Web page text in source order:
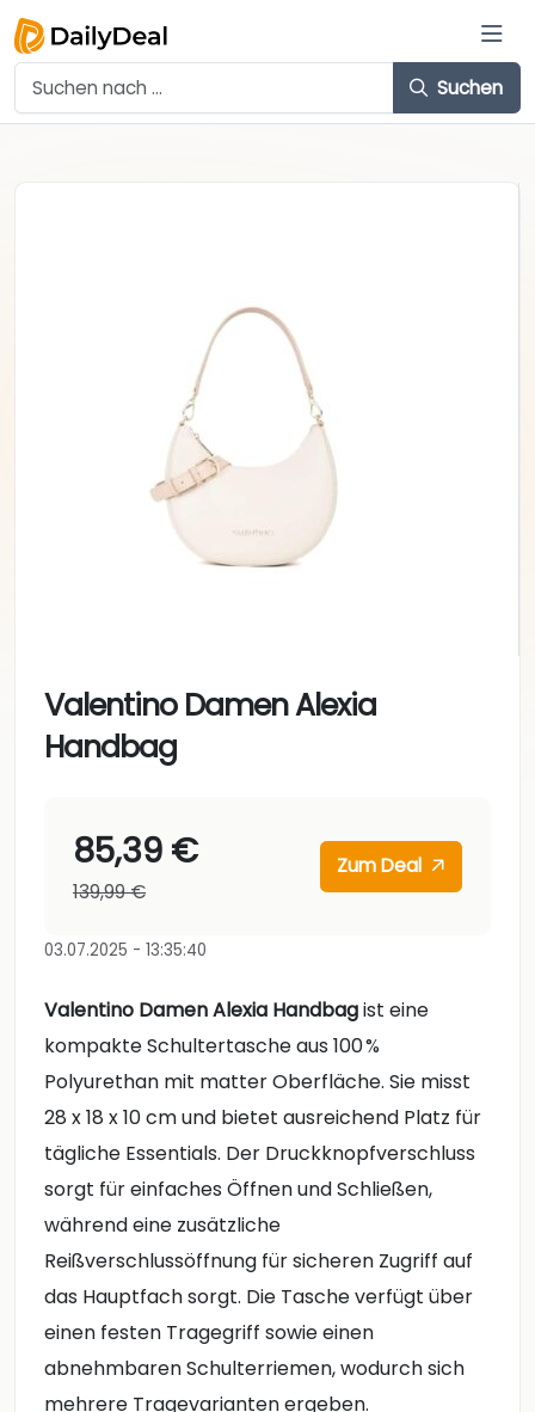
Suchen
Valentino Damen Alexia
Handbag
85,39 €
139,99 €
Zum Deal
03.07.2025 - 13:35:40
Valentino Damen Alexia Handbagist eine
kompakte Schultertasche aus 100 %
Polyurethan mit matter Oberfläche. Sie misst
28 x 18 x 10 cm und bietet ausreichend Platz für
tägliche Essentials. Der Druckknopfverschluss
sorgt für einfaches Öffnen und Schließen,
während eine zusätzliche
Reißverschlussöffnung für sicheren Zugriff auf
das Hauptfach sorgt. Die Tasche verfügt über
einen festen Tragegriff sowie einen
abnehmbaren Schulterriemen, wodurch sich
mehrere Tragevarianten ergeben.